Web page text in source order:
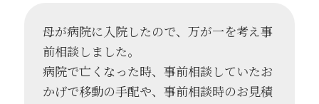
母が病院に入院したので、万が一を考え事
前相談しました。
病院で亡くなった時、事前相談していたお
かげで移動の手配や、事前相談時のお見積